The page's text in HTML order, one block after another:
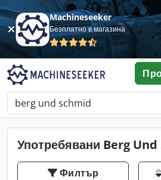
Machineseeker
Безплатно в магазина
Употребявани Berg
Филтър